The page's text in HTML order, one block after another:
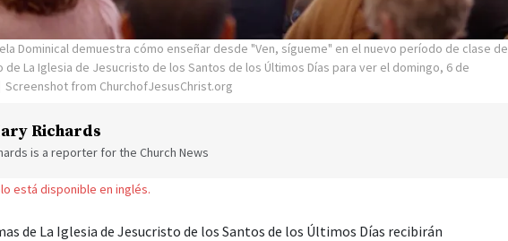
Dominical demuestra cómo enseñar desde "Ven, sígueme" en el nuevo período de clase de
de La Iglesia de Jesucristo de los Santos de los Últimos Días para ver el domingo, 6 de
Screenshot from ChurchofJesusChrist.org
Richards
is a reporter for the Church News
está disponible en inglés.
de La Iglesia de Jesucristo de los Santos de los Últimos Días recibirán